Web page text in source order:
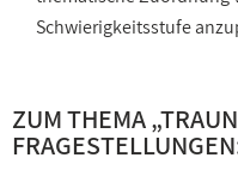
Schwierigkeitsstufe
ZUM THEMA